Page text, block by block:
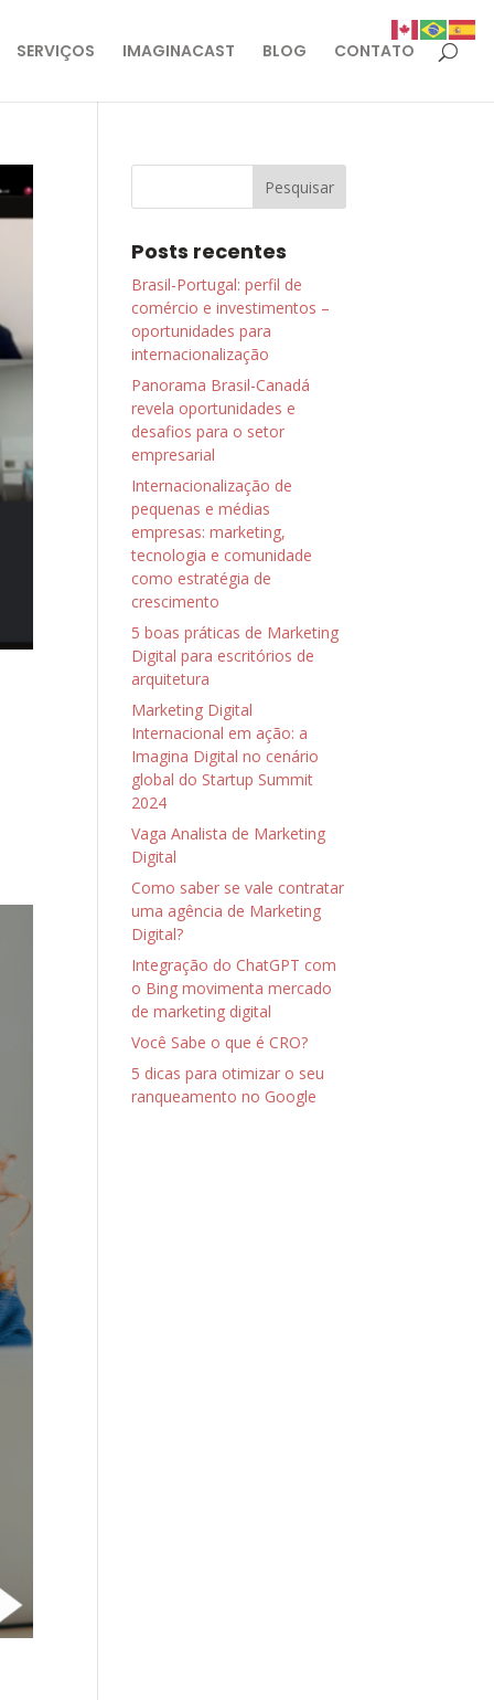
SERVIÇOS IMAGINACAST BLOG CONTATO
Posts recentes
Brasil-Portugal: perfil de
comércio e investimentos –
oportunidades para
internacionalização
Panorama Brasil-Canadá
revela oportunidades e
desafios para o setor
empresarial
Internacionalização de
pequenas e médias
empresas: marketing,
tecnologia e comunidade
como estratégia de
crescimento
5 boas práticas de Marketing
Digital para escritórios de
arquitetura
Marketing Digital
Internacional em ação: a
Imagina Digital no cenário
global do Startup Summit
2024
Vaga Analista de Marketing
Digital
Como saber se vale contratar
uma agência de Marketing
Digital?
Integração do ChatGPT com
o Bing movimenta mercado
de marketing digital
Você Sabe o que é CRO?
5 dicas para otimizar o seu
ranqueamento no Google